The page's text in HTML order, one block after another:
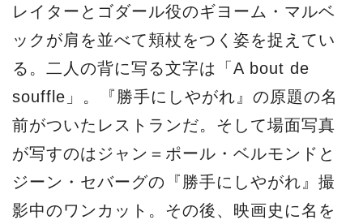
レイターとゴダール役のギヨーム・マルベ
ックが肩を並べて頬杖をつく姿を捉えてい
る。二人の背に写る文字は「A bout de
souffle」。『勝手にしやがれ』の原題の名
前がついたレストランだ。そして場面写真
が写すのはジャン＝ポール・ベルモンドと
ジーン・セバーグの『勝手にしやがれ』撮
影中のワンカット。その後、映画史に名を